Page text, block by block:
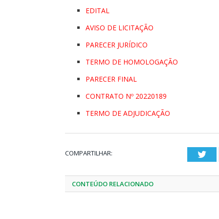
EDITAL
AVISO DE LICITAÇÃO
PARECER JURÍDICO
TERMO DE HOMOLOGAÇÃO
PARECER FINAL
CONTRATO Nº 20220189
TERMO DE ADJUDICAÇÃO
COMPARTILHAR:
CONTEÚDO RELACIONADO